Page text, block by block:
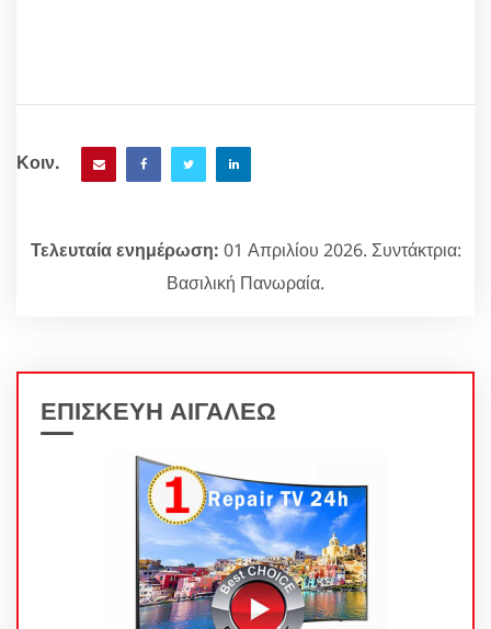
Κοιν.
Τελευταία ενημέρωση: 01 Απριλίου 2026. Συντάκτρια:
Βασιλική Πανωραία.
ΕΠΙΣΚΕΥΗ ΑΙΓΑΛΕΩ